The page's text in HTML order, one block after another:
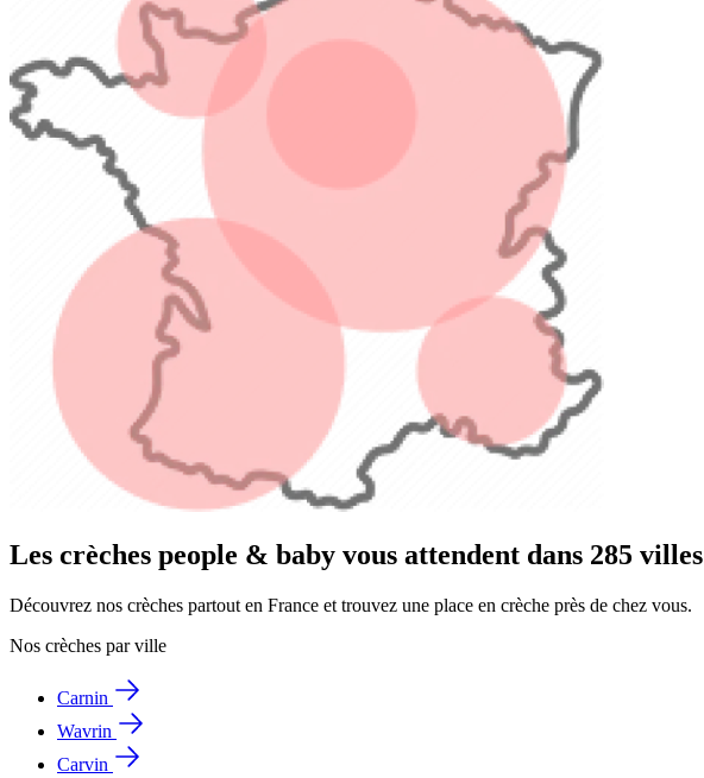
Les crèches people & baby vous attendent dans 285 villes
Découvrez nos crèches partout en France et trouvez une place en crèche près de chez vous.
Nos crèches par ville
Carnin
Wavrin
Carvin